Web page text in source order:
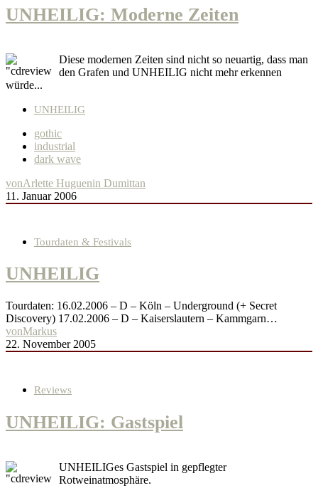
UNHEILIG: Moderne Zeiten
Diese modernen Zeiten sind nicht so neuartig, dass man
den Grafen und UNHEILIG nicht mehr erkennen
würde...
UNHEILIG
gothic
industrial
dark wave
vonArlette Huguenin Dumittan
11. Januar 2006
Tourdaten & Festivals
UNHEILIG
Tourdaten: 16.02.2006 – D – Köln – Underground (+ Secret
Discovery) 17.02.2006 – D – Kaiserslautern – Kammgarn…
vonMarkus
22. November 2005
Reviews
UNHEILIG: Gastspiel
UNHEILIGes Gastspiel in gepflegter
Rotweinatmosphäre.